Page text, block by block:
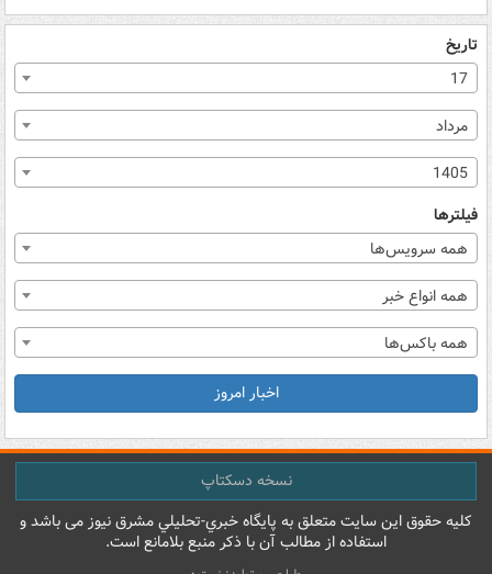
تاریخ
17
مرداد
1405
فیلترها
همه سرویس‌ها
همه انواع خبر
همه باکس‌ها
اخبار امروز
نسخه دسکتاپ
کليه حقوق اين سايت متعلق به پایگاه خبري-تحليلي مشرق نيوز می باشد و
استفاده از مطالب آن با ذکر منبع بلامانع است.